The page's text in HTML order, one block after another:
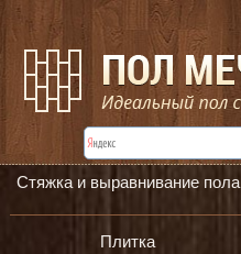
Стяжка и выравнивание пола
Плитка